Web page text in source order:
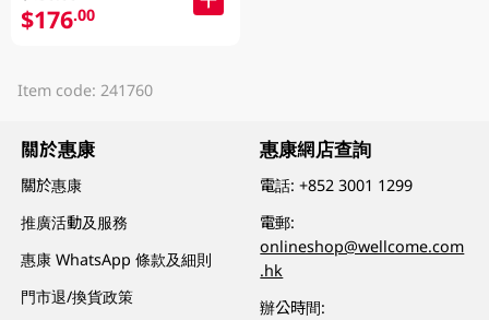
$176.00
Item code: 241760
關於惠康
關於惠康
推廣活動及服務
惠康 WhatsApp 條款及細則
門市退/換貨政策
惠康網店查詢
電話:+852 3001 1299
電郵:
onlineshop@wellcome.com
.hk
辦公時間: